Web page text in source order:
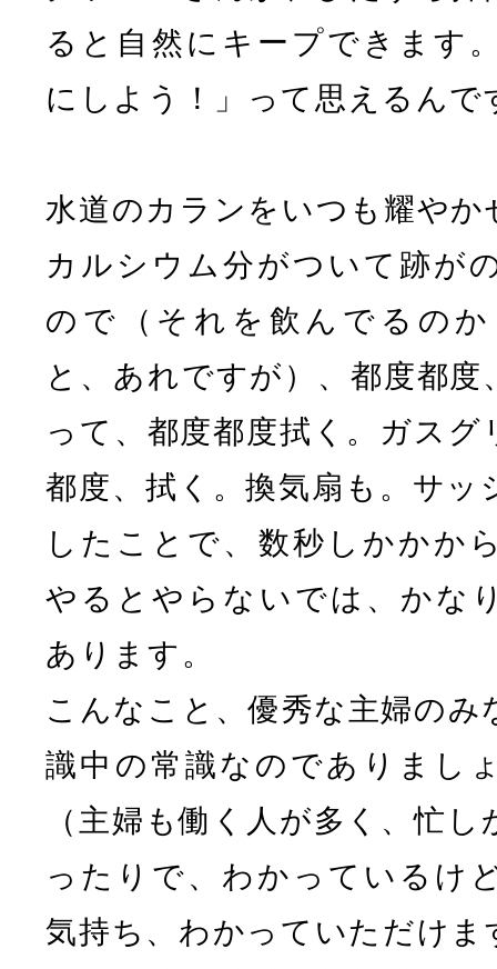
ると自然にキープできます
にしよう！」って思えるんで
水道のカランをいつも耀やか
カルシウム分がついて跡が
ので（それを飲んでるの
と、あれですが）、都度都
って、都度都度拭く。ガス
都度、拭く。換気扇も。サッ
したことで、数秒しかかか
やるとやらないでは、かな
あります。
こんなこと、優秀な主婦の
識中の常識なのでありまし
（主婦も働く人が多く、忙
ったりで、わかっているけ
気持ち、わかっていただけま